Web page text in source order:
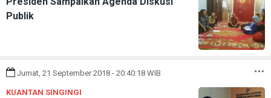
Publik
Jumat, 21 September 2018 - 20:40:18 WIB
KUANTAN SINGINGI